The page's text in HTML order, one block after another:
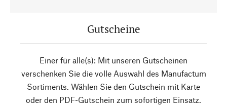
Gutscheine
Einer für alle(s): Mit unseren Gutscheinen
verschenken Sie die volle Auswahl des Manufactum
Sortiments. Wählen Sie den Gutschein mit Karte
oder den PDF-Gutschein zum sofortigen Einsatz.